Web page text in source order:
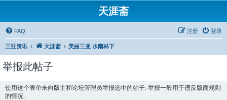
天涯斋
FAQ 登录
注册
三亚资讯 天涯斋 美丽三亚 水南林下
举报此帖子
使用这个表单来向版主和论坛管理员举报选中的帖子. 举报一般用于违反版面规则
的情况.